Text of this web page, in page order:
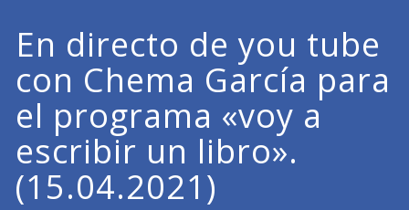
En directo de you tube
con Chema García para
el programa «voy a
escribir un libro».
(15.04.2021)